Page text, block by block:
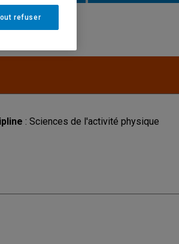
: Sciences de l'activité physique
refuser